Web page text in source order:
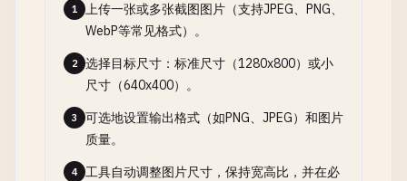
1
上传一张或多张截图图片（支持JPEG、PNG、
WebP等常见格式）。
2
选择目标尺寸：标准尺寸（1280x800）或小
尺寸（640x400）。
3
可选地设置输出格式（如PNG、JPEG）和图片
质量。
4
工具自动调整图片尺寸，保持宽高比，并在必